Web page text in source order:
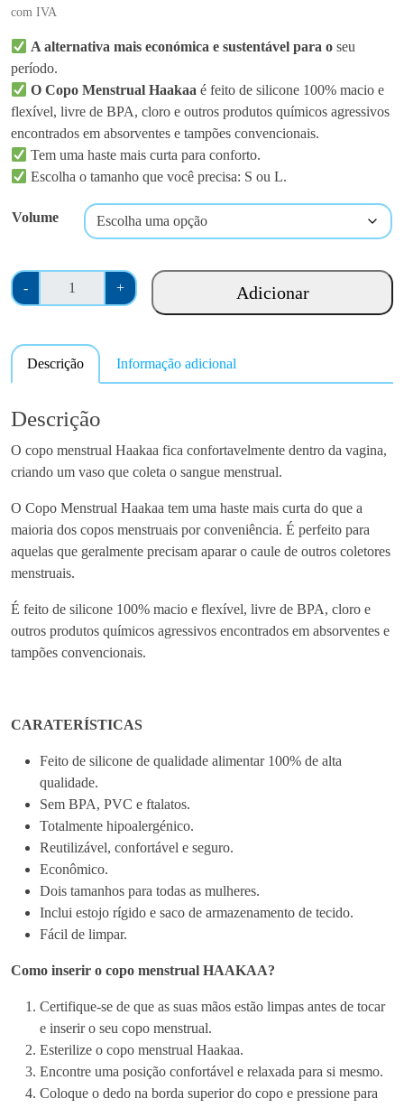
com IVA
A alternativa mais económica e sustentável para oseu
período.
O Copo Menstrual Haakaaé feito de silicone 100% macio e
flexível, livre de BPA, cloro e outros produtos químicos agressivos
encontrados em absorventes e tampões convencionais.
Tem uma haste mais curta para conforto.
Escolha o tamanho que você precisa: S ou L.
Volume
-
Q
u
n
i
d
a
d
e
e
C
o
p
o
M
e
3
+ Adicionar
Descrição Informação adicional
Descrição
O copo menstrual Haakaa fica confortavelmente dentro da vagina,
criando um vaso que coleta o sangue menstrual.
O Copo Menstrual Haakaa tem uma haste mais curta do que a
maioria dos copos menstruais por conveniência. É perfeito para
aquelas que geralmente precisam aparar o caule de outros coletores
menstruais.
É feito de silicone 100% macio e flexível, livre de BPA, cloro e
outros produtos químicos agressivos encontrados em absorventes e
tampões convencionais.
CARATERÍSTICAS
Feito de silicone de qualidade alimentar 100% de alta
qualidade.
Sem BPA, PVC e ftalatos.
Totalmente hipoalergénico.
Reutilizável, confortável e seguro.
Econômico.
Dois tamanhos para todas as mulheres.
Inclui estojo rígido e saco de armazenamento de tecido.
Fácil de limpar.
Como inserir o copo menstrual HAAKAA?
Certifique-se de que as suas mãos estão limpas antes de tocar
e inserir o seu copo menstrual.
Esterilize o copo menstrual Haakaa.
Encontre uma posição confortável e relaxada para si mesmo.
Coloque o dedo na borda superior do copo e pressione para